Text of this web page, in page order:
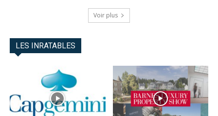
Voir plus
LES INRATABLES